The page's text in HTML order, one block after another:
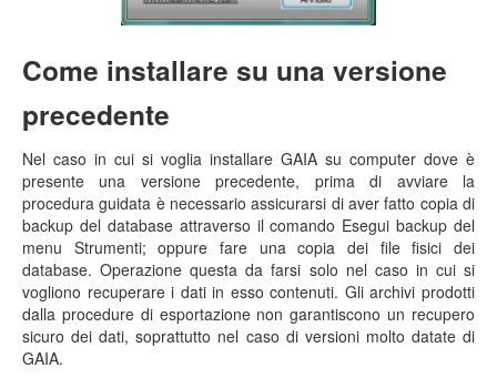
Come installare su una versione
precedente
Nel caso in cui si voglia installare GAIA su computer dove è
presente una versione precedente, prima di avviare la
procedura guidata è necessario assicurarsi di aver fatto copia di
backup del database attraverso il comando Esegui backup del
menu Strumenti; oppure fare una copia dei file fisici dei
database. Operazione questa da farsi solo nel caso in cui si
vogliono recuperare i dati in esso contenuti. Gli archivi prodotti
dalla procedure di esportazione non garantiscono un recupero
sicuro dei dati, soprattutto nel caso di versioni molto datate di
GAIA.